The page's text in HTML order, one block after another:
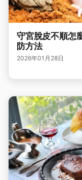
守宮脫皮不順怎
防方法
2026年01月28日